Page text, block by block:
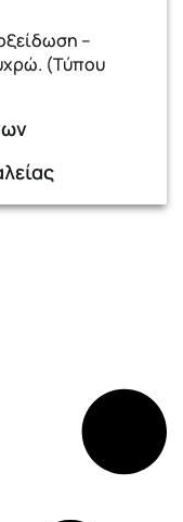
–
(Τύπου